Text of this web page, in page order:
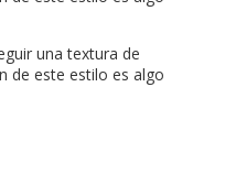
una textura de
de este estilo es algo